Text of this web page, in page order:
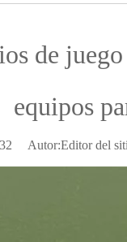
de
equipos
Autor:Editor del